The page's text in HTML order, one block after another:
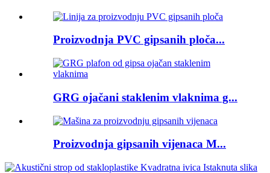
Proizvodnja PVC gipsanih ploča...
GRG ojačani staklenim vlaknima g...
Proizvodnja gipsanih vijenaca M...